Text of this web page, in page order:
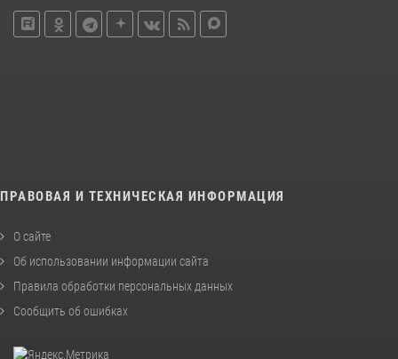
ПРАВОВАЯ И ТЕХНИЧЕСКАЯ ИНФОРМАЦИЯ
О сайте
Об использовании информации сайта
Правила обработки персональных данных
Сообщить об ошибках